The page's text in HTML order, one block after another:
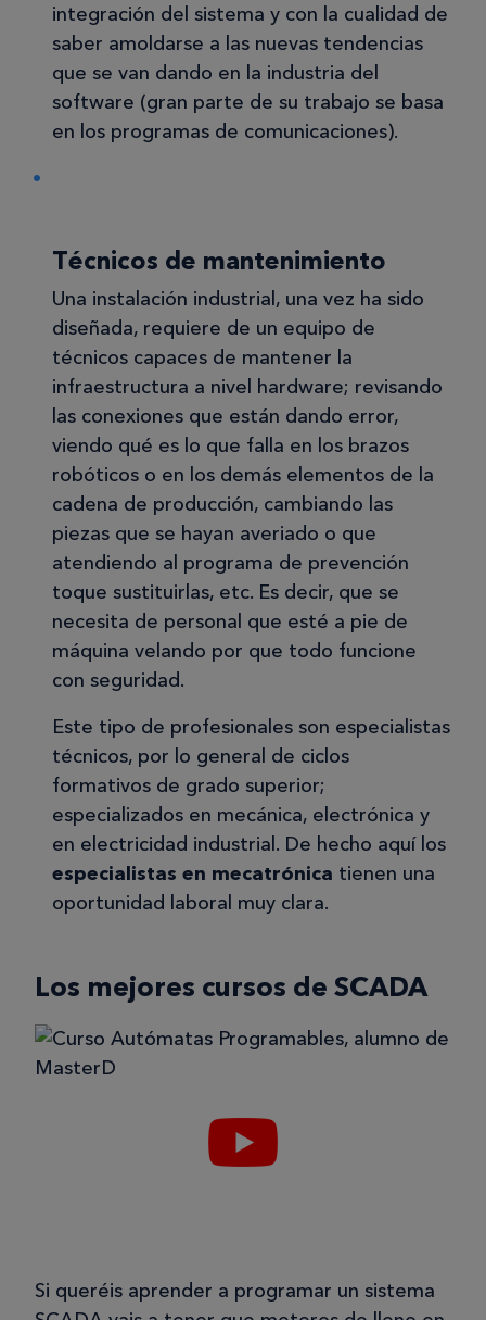
integración del sistema y con la cualidad de
saber amoldarse a las nuevas tendencias
que se van dando en la industria del
software (gran parte de su trabajo se basa
en los programas de comunicaciones).
Técnicos de mantenimiento
Una instalación industrial, una vez ha sido
diseñada, requiere de un equipo de
técnicos capaces de mantener la
infraestructura a nivel hardware; revisando
las conexiones que están dando error,
viendo qué es lo que falla en los brazos
robóticos o en los demás elementos de la
cadena de producción, cambiando las
piezas que se hayan averiado o que
atendiendo al programa de prevención
toque sustituirlas, etc. Es decir, que se
necesita de personal que esté a pie de
máquina velando por que todo funcione
con seguridad.
Este tipo de profesionales son especialistas
técnicos, por lo general de ciclos
formativos de grado superior;
especializados en mecánica, electrónica y
en electricidad industrial. De hecho aquí los
especialistas en mecatrónica tienen una
oportunidad laboral muy clara.
Los mejores cursos de SCADA
Si queréis aprender a programar un sistema